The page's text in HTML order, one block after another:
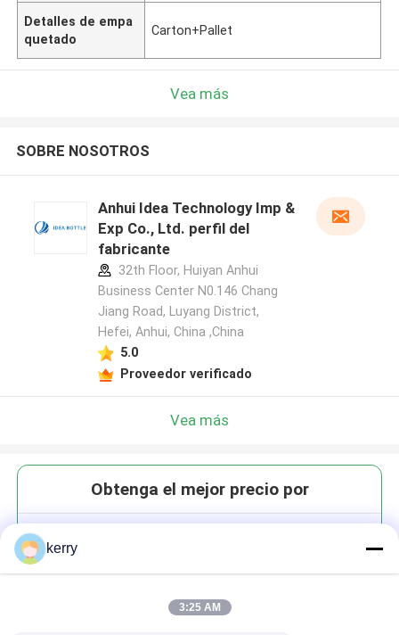
Detalles de empa
quetado
Carton+Pallet
Vea más
SOBRE NOSOTROS
Anhui Idea Technology Imp &
Exp Co., Ltd. perfil del
fabricante
32th Floor, Huiyan Anhui
Business Center N0.146 Chang
Jiang Road, Luyang District,
Hefei, Anhui, China ,China
5.0
Proveedor verificado
Vea más
Obtenga el mejor precio por
kerry
3:25 AM